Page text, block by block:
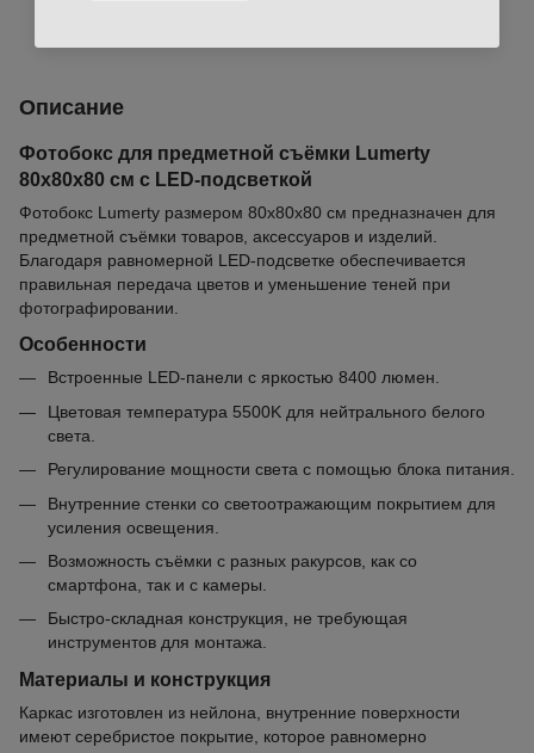
Описание
Фотобокс для предметной съёмки Lumerty
80х80х80 см с LED-подсветкой
Фотобокс Lumerty размером 80х80х80 см предназначен для
предметной съёмки товаров, аксессуаров и изделий.
Благодаря равномерной LED-подсветке обеспечивается
правильная передача цветов и уменьшение теней при
фотографировании.
Особенности
Встроенные LED-панели с яркостью 8400 люмен.
Цветовая температура 5500K для нейтрального белого
света.
Регулирование мощности света с помощью блока питания.
Внутренние стенки со светоотражающим покрытием для
усиления освещения.
Возможность съёмки с разных ракурсов, как со
смартфона, так и с камеры.
Быстро-складная конструкция, не требующая
инструментов для монтажа.
Материалы и конструкция
Каркас изготовлен из нейлона, внутренние поверхности
имеют серебристое покрытие, которое равномерно